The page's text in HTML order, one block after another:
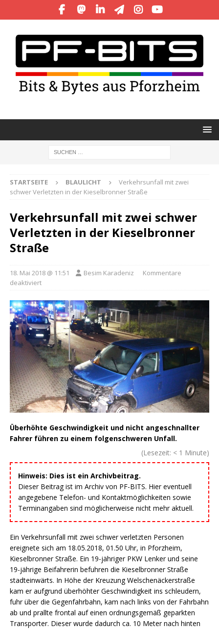
STARTSEITE BLAULICHT
Verkehrsunfall mit zwei
schwer Verletzten in der Kieselbronner Straße
Verkehrsunfall mit zwei schwer
Verletzten in der Kieselbronner
Straße
18. Mai 2018 @ 11:51 Besim Karadeniz
Kommentare
deaktiviert
Überhöhte Geschwindigkeit und nicht angeschnallter
Fahrer führen zu einem folgenschweren Unfall.
(Lesezeit: < 1 Minute)
Hinweis: Dies ist ein Archivbeitrag.
Dieser Beitrag ist im Archiv von PF-BITS. Hier eventuell
angegebene Telefon- und Kontaktmöglichkeiten sowie
Terminangaben sind möglicherweise nicht mehr aktuell.
Ein Verkehrsunfall mit zwei schwer verletzten Personen
ereignete sich am 18.05.2018, 01.50 Uhr, in Pforzheim,
Kieselbronner Straße. Ein 19-jähriger PKW Lenker und seine
19-jährige Beifahrerin befuhren die Kieselbronner Straße
stadteinwärts. In Höhe der Kreuzung Welschenäckerstraße
kam er aufgrund überhöhter Geschwindigkeit ins schleudern,
fuhr über die Gegenfahrbahn, kam nach links von der Fahrbahn
ab und prallte frontal auf einen ordnungsgemäß geparkten
Transporter. Dieser wurde dadurch ca. 10 Meter nach hinten